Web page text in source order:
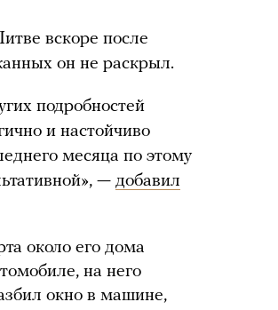
вскоре после
он не раскрыл.
подробностей
и настойчиво
месяца по этому
— добавил
около его дома
на него
окно в машине,